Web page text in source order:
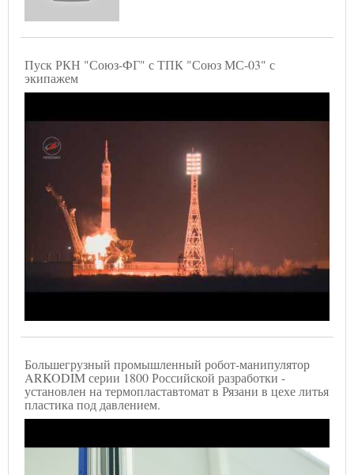
Пуск РКН "Союз-ФГ" с ТПК "Союз МС-03" с
экипажем
Большегрузный промышленный робот-манипулятор
ARKODIM серии 1800 Российской разработки -
установлен на термопластавтомат в Рязани в цехе литья
пластика под давлением.